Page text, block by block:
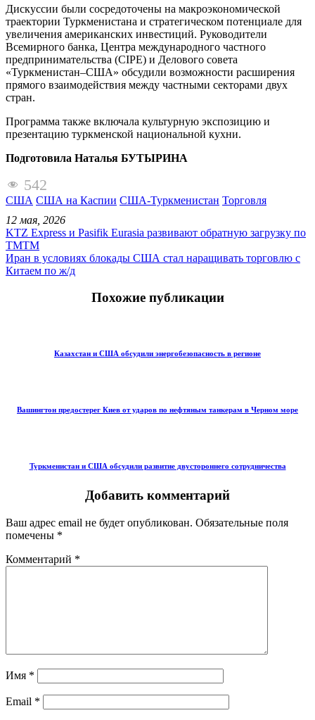
Дискуссии были сосредоточены на макроэкономической
траектории Туркменистана и стратегическом потенциале для
увеличения американских инвестиций. Руководители
Всемирного банка, Центра международного частного
предпринимательства (CIPE) и Делового совета
«Туркменистан–США» обсудили возможности расширения
прямого взаимодействия между частными секторами двух
стран.
Программа также включала культурную экспозицию и
презентацию туркменской национальной кухни.
Подготовила Наталья БУТЫРИНА
542
США США на Каспии США-Туркменистан Торговля
12 мая, 2026
KTZ Express и Pasifik Eurasia развивают обратную загрузку по
ТМТМ
Иран в условиях блокады США стал наращивать торговлю с
Китаем по ж/д
Похожие публикации
Казахстан и США обсудили энергобезопасность в регионе
Вашингтон предостерег Киев от ударов по нефтяным танкерам в Черном море
Туркменистан и США обсудили развитие двустороннего сотрудничества
Добавить комментарий
Ваш адрес email не будет опубликован. Обязательные поля
помечены *
Комментарий *
Имя *
Email *